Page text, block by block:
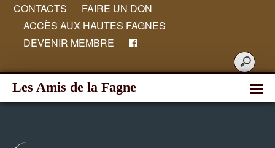
CONTACTS
FAIRE UN DON
ACCÈS AUX HAUTES FAGNES
DEVENIR MEMBRE
Les Amis de la Fagne